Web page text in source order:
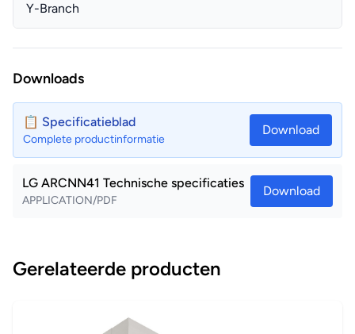
Y-Branch
Downloads
📋 Specificatieblad
Complete productinformatie
Download
LG ARCNN41 Technische specificaties
APPLICATION/PDF
Download
Gerelateerde producten